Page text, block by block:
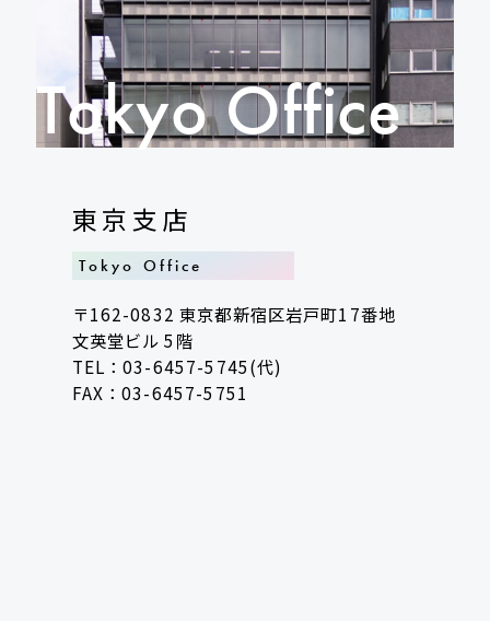
TokyoOffice
東京支店
Tokyo Office
〒162-0832 東京都新宿区岩戸町17番地
文英堂ビル 5階
TEL：03-6457-5745(代)
FAX：03-6457-5751